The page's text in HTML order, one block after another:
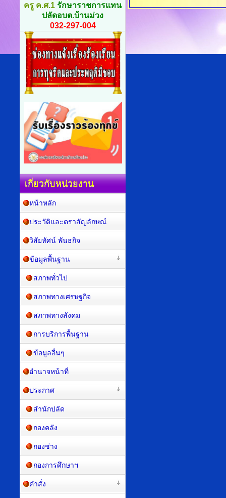
ครู ค.ศ.1 รักษาราชการแทน
ปลัดอบต.บ้านม่วง
032-297-004
เกี่ยวกับหน่วยงาน
หน้าหลัก
ประวัติและตราสัญลักษณ์
วิสัยทัศน์ พันธกิจ
ข้อมูลพื้นฐาน
สภาพทั่วไป
สภาพทางเศรษฐกิจ
สภาพทางสังคม
การบริการพื้นฐาน
ข้อมูลอื่นๆ
อำนาจหน้าที่
ประกาศ
สำนักปลัด
กองคลัง
กองช่าง
กองการศึกษาฯ
คำสั่ง